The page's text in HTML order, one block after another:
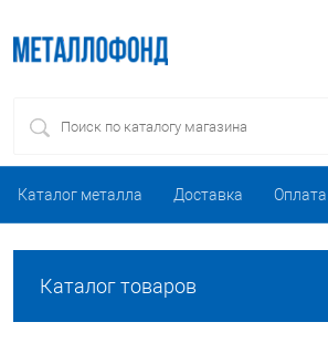
Каталог металла Доставка Оплата
Каталог товаров